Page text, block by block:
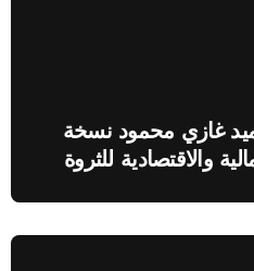
غازي محمود نسخة
والاقتصادية للثروة